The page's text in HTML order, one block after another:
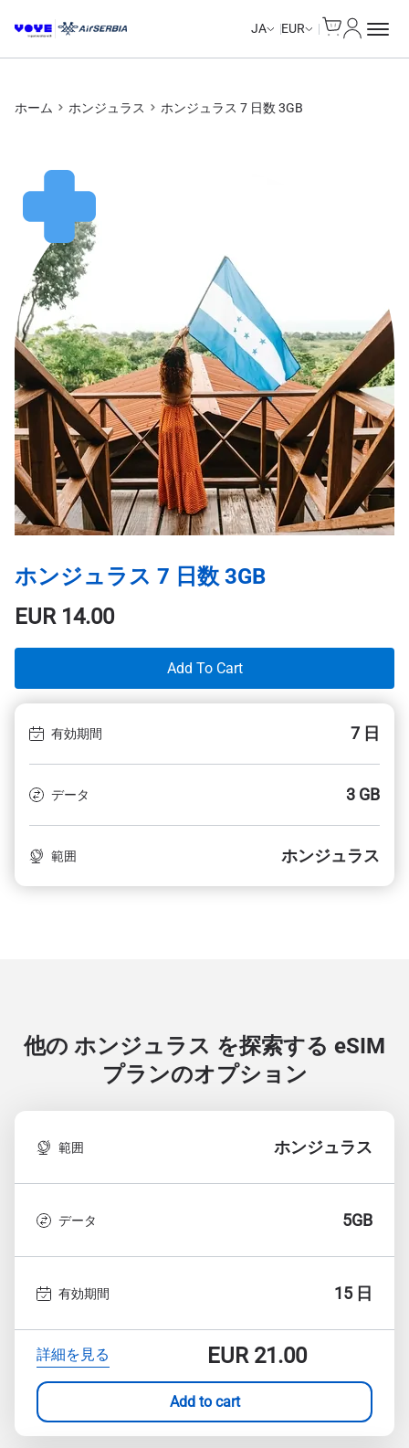
JA EUR
ホーム ホンジュラス ホンジュラス 7 日数 3GB
ホンジュラス 7 日数 3GB
EUR14.00
Add To Cart
有効期間 7 日
データ 3 GB
範囲 ホンジュラス
他の ホンジュラス を探索する eSIM
プランのオプション
範囲 ホンジュラス
データ 5GB
有効期間 15 日
詳細を見る EUR21.00
Add to cart